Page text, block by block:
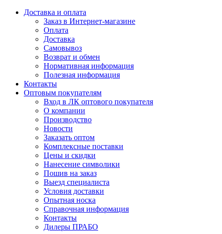
Доставка и оплата
Заказ в Интернет-магазине
Оплата
Доставка
Самовывоз
Возврат и обмен
Нормативная информация
Полезная информация
Контакты
Оптовым покупателям
Вход в ЛК оптового покупателя
О компании
Производство
Новости
Заказать оптом
Комплексные поставки
Цены и скидки
Нанесение символики
Пошив на заказ
Выезд специалиста
Условия доставки
Опытная носка
Справочная информация
Контакты
Дилеры ПРАБО